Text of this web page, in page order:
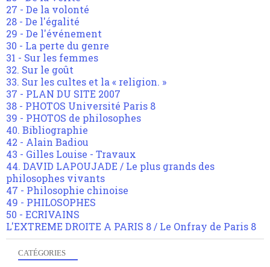
27 - De la volonté
28 - De l'égalité
29 - De l'événement
30 - La perte du genre
31 - Sur les femmes
32. Sur le goût
33. Sur les cultes et la « religion. »
37 - PLAN DU SITE 2007
38 - PHOTOS Université Paris 8
39 - PHOTOS de philosophes
40. Bibliographie
42 - Alain Badiou
43 - Gilles Louise - Travaux
44. DAVID LAPOUJADE / Le plus grands des
philosophes vivants
47 - Philosophie chinoise
49 - PHILOSOPHES
50 - ECRIVAINS
L'EXTREME DROITE A PARIS 8 / Le Onfray de Paris 8
CATÉGORIES